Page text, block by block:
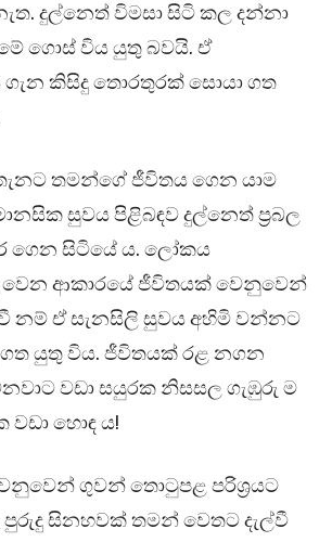
දුල්නෙත් විමසා සිටි කල දන්නා
ගොස් විය යුතු බවයි. ඒ
කිසිදු තොරතුරක් සොයා ගත
තමන්ගේ ජීවිතය ගෙන යාම
සුවය පිළිබඳව දුල්නෙත් ප්‍රබල
ගෙන සිටියේ ය. ලෝකය
ආකාරයේ ජීවිතයක් වෙනුවෙන්
වී නම් ඒ සැනසිලි සුවය අහිමි වන්නට
යුතු විය. ජීවිතයක් රළ නගන
වඩා සයුරක නිසසල ගැඹුරු ම
හොඳ ය!
ගුවන් තොටුපළ පරිශ්‍රයට
සිනහවක් තමන් වෙතට දැල්වී